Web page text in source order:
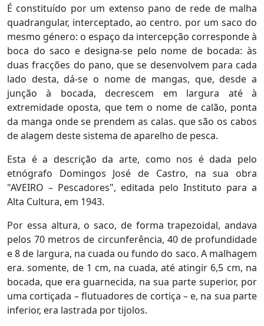
É constituído por um extenso pano de rede de malha
quadrangular, interceptado, ao centro. por um saco do
mesmo género: o espaço da intercepção corresponde à
boca do saco e designa-se pelo nome de bocada: às
duas fracções do pano, que se desenvolvem para cada
lado desta, dá-se o nome de mangas, que, desde a
junção à bocada, decrescem em largura até à
extremidade oposta, que tem o nome de calão, ponta
da manga onde se prendem as calas. que são os cabos
de alagem deste sistema de aparelho de pesca.
Esta é a descrição da arte, como nos é dada pelo
etnógrafo Domingos José de Castro, na sua obra
"AVEIRO – Pescadores", editada pelo Instituto para a
Alta Cultura, em 1943.
Por essa altura, o saco, de forma trapezoidal, andava
pelos 70 metros de circunferência, 40 de profundidade
e 8 de largura, na cuada ou fundo do saco. A malhagem
era. somente, de 1 cm, na cuada, até atingir 6,5 cm, na
bocada, que era guarnecida, na sua parte superior, por
uma cortiçada – flutuadores de cortiça – e, na sua parte
inferior, era lastrada por tijolos.